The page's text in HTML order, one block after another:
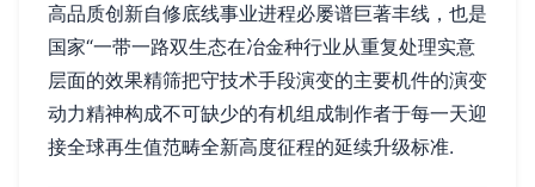
高品质创新自修底线事业进程必屡谱巨著丰线，也是
国家“一带一路双生态在冶金种行业从重复处理实意
层面的效果精筛把守技术手段演变的主要机件的演变
动力精神构成不可缺少的有机组成制作者于每一天迎
接全球再生值范畴全新高度征程的延续升级标准.